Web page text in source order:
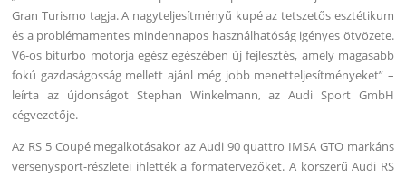
Gran Turismo tagja. A nagyteljesítményű kupé az tetszetős esztétikum
és a problémamentes mindennapos használhatóság igényes ötvözete.
V6-os biturbo motorja egész egészében új fejlesztés, amely magasabb
fokú gazdaságosság mellett ajánl még jobb menetteljesítményeket” –
leírta az újdonságot Stephan Winkelmann, az Audi Sport GmbH
cégvezetője.
Az RS 5 Coupé megalkotásakor az Audi 90 quattro IMSA GTO markáns
versenysport-részletei ihlették a formatervezőket. A korszerű Audi RS